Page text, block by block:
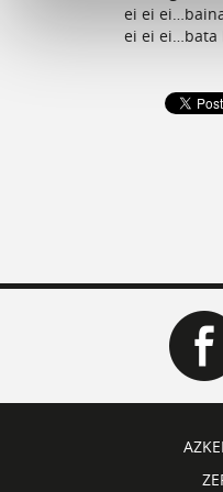
ei ei
ei ei ei…bata